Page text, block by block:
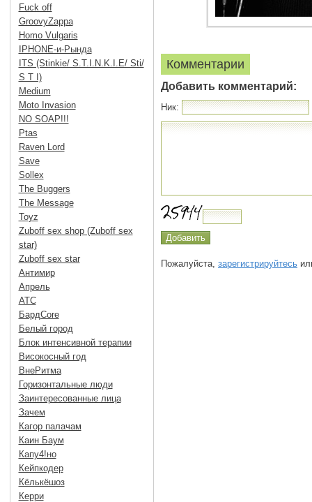
Комментарии
Добавить комментарий:
Ник:
Пожалуйста, зарегистрируйтесь
Fuck off
GroovyZappa
Homo Vulgaris
IPHONE-и-Рында
ITS (Stinkie/ S.T.I.N.K.I.E/ Sti/
S T I)
Medium
Moto Invasion
NO SOAP!!!
Ptas
Raven Lord
Save
Sollex
The Buggers
The Message
Toyz
Zuboff sex shop (Zuboff sex
star)
Zuboff sex star
Антимир
Апрель
АТС
БардCore
Белый город
Блок интенсивной терапии
Високосный год
ВнеРитма
Горизонтальные люди
Заинтересованные лица
Зачем
Кагор палачам
Каин Баум
Капу4!но
Кейпкодер
Кёлькёшоз
Керри